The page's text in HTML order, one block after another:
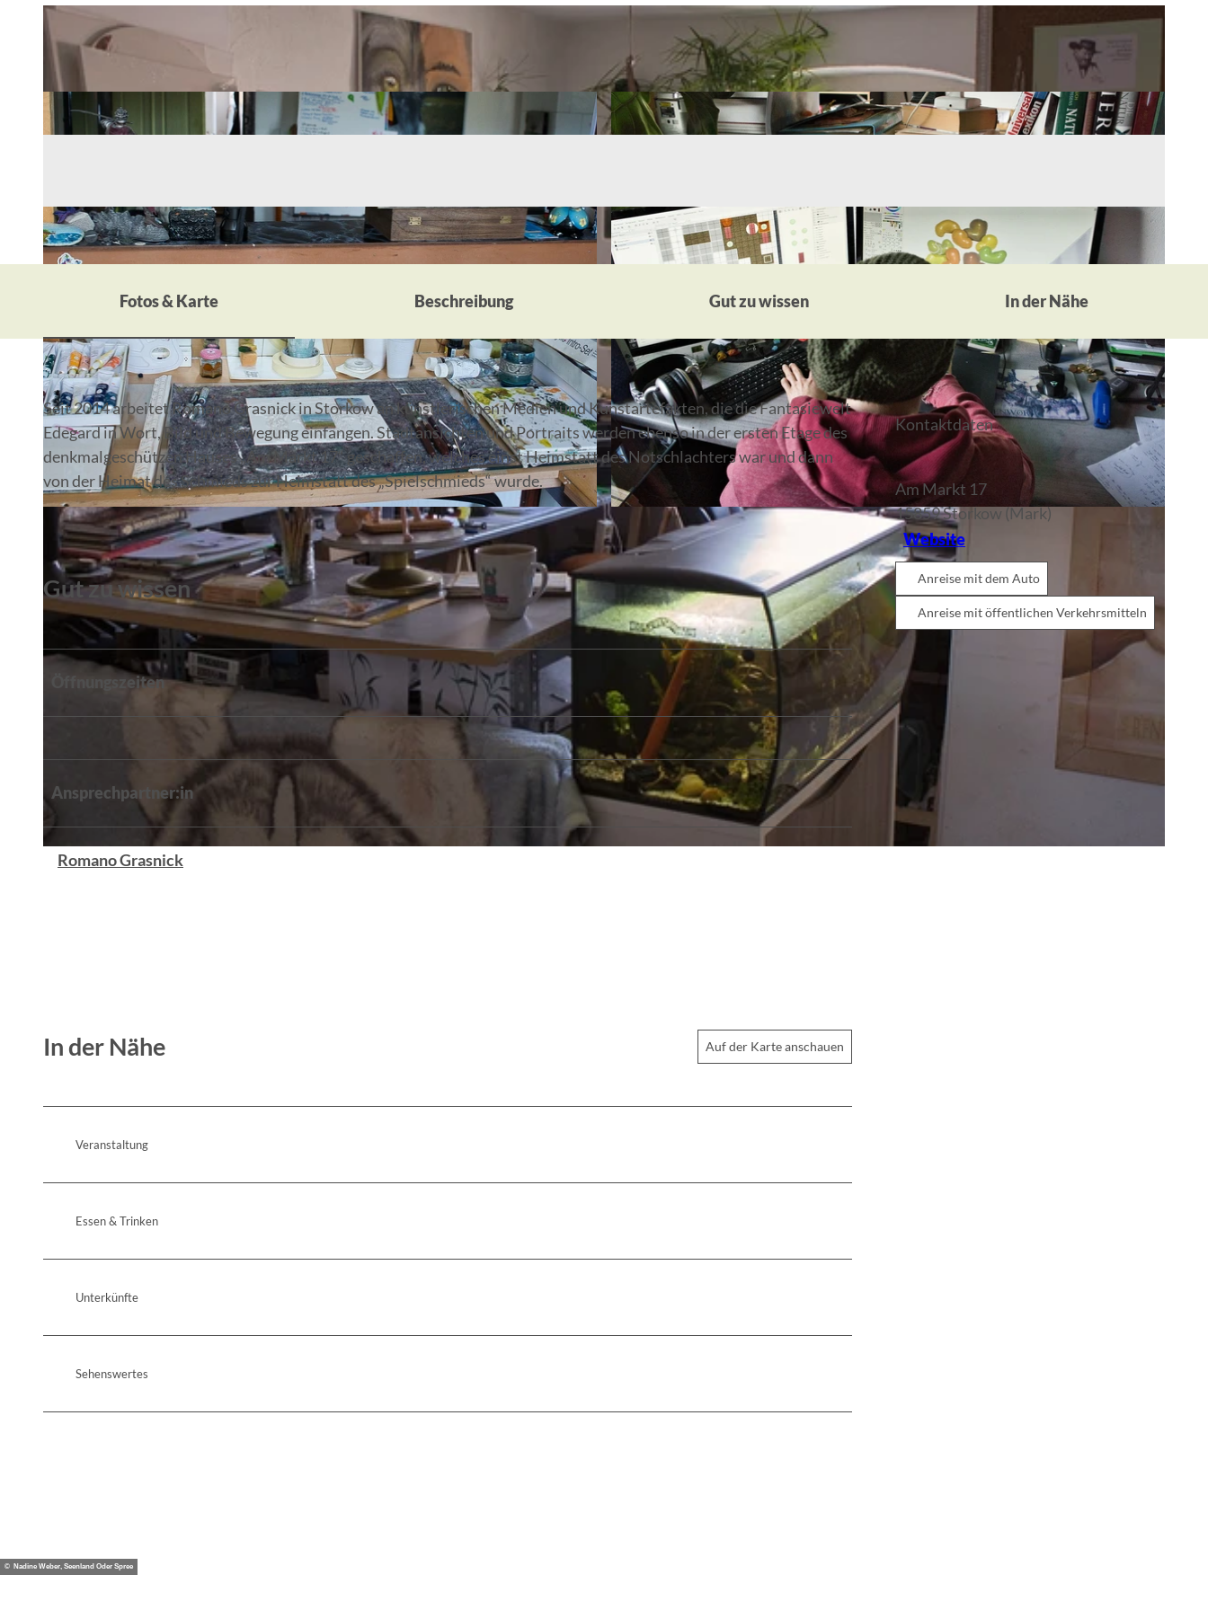
© Philip Koppe
© Philip Koppe
Fotos & Karte Beschreibung Gut zu wissen In der Nähe
Seit 2014 arbeitet Romano Grasnick in Storkow an künstlerischen Medien und Kunstartefakten, die die Fantasiewelt
Edegard in Wort, Bild und Bewegung einfangen. Stadtansichten und Portraits werden ebenso in der ersten Etage des
denkmalgeschützen Hauses „Am Markt 17“ geschaffen, welches einst Heimstatt des Notschlachters war und dann
von der Heimat des Schmieds zur Heimstatt des „Spielschmieds“ wurde.
Gut zu wissen
Öffnungszeiten
Ansprechpartner:in
Romano Grasnick
In der Nähe Auf der Karte anschauen
Veranstaltung
Essen & Trinken
Unterkünfte
Sehenswertes
Kontaktdaten
Am Markt 17
15859Storkow (Mark)
Website
Anreise mit dem Auto
Anreise mit öffentlichen Verkehrsmitteln
© Nadine Weber, Seenland Oder Spree